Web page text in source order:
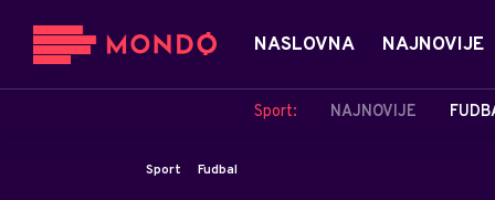
NASLOVNA NAJNOVIJE
Sport: NAJNOVIJE
Sport Fudbal